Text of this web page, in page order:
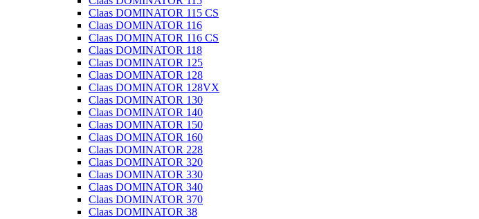
Claas DOMINATOR 115 CS
Claas DOMINATOR 116
Claas DOMINATOR 116 CS
Claas DOMINATOR 118
Claas DOMINATOR 125
Claas DOMINATOR 128
Claas DOMINATOR 128VX
Claas DOMINATOR 130
Claas DOMINATOR 140
Claas DOMINATOR 150
Claas DOMINATOR 160
Claas DOMINATOR 228
Claas DOMINATOR 320
Claas DOMINATOR 330
Claas DOMINATOR 340
Claas DOMINATOR 370
Claas DOMINATOR 38